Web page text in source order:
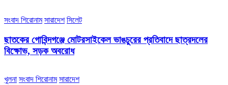
সংবাদ শিরোনাম সারাদেশ সিলেট
ছাতকের গোবিন্দগঞ্জে মোটরসাইকেল ভাঙচুরের প্রতিবাদে ছাত্রদলের
বিক্ষোভ, সড়ক অবরোধ
খুলনা সংবাদ শিরোনাম সারাদেশ